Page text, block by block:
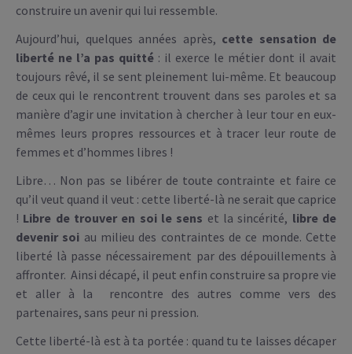
construire un avenir qui lui ressemble.
Aujourd’hui, quelques années après, cette sensation de
liberté ne l’a pas quitté : il exerce le métier dont il avait
toujours rêvé, il se sent pleinement lui-même. Et beaucoup
de ceux qui le rencontrent trouvent dans ses paroles et sa
manière d’agir une invitation à chercher à leur tour en eux-
mêmes leurs propres ressources et à tracer leur route de
femmes et d’hommes libres !
Libre… Non pas se libérer de toute contrainte et faire ce
qu’il veut quand il veut : cette liberté-là ne serait que caprice
! Libre de trouver en soi le sens et la sincérité, libre de
devenir soi au milieu des contraintes de ce monde. Cette
liberté là passe nécessairement par des dépouillements à
affronter. Ainsi décapé, il peut enfin construire sa propre vie
et aller à la rencontre des autres comme vers des
partenaires, sans peur ni pression.
Cette liberté-là est à ta portée : quand tu te laisses décaper